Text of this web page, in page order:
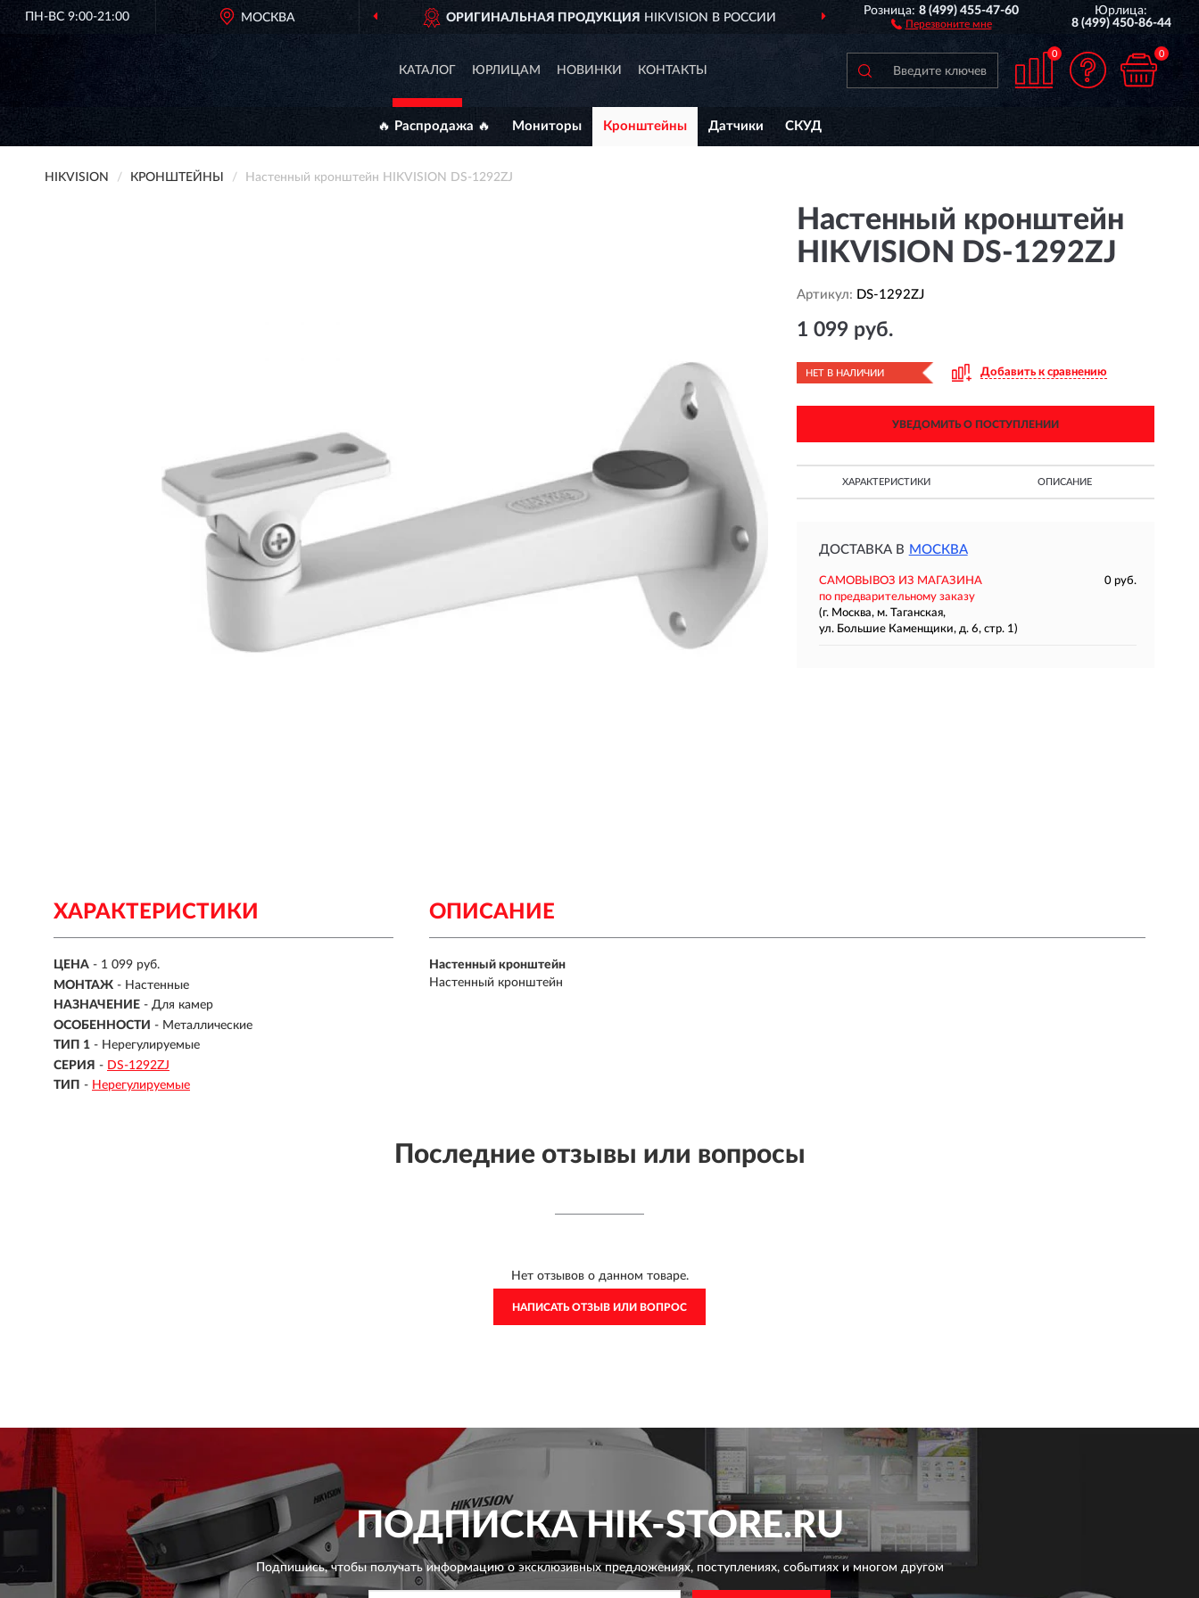
ПН-ВС 9:00-21:00 МОСКВА ОРИГИНАЛЬНАЯ ПРОДУКЦИЯ HIKVISION В РОССИИ ДОСТАВИМ ПО ВСЕЙ РОССИИ
Розница:8 (499) 455-47-60
Перезвоните мне
Юрлица:
8 (499) 450-86-44
КАТАЛОГ ЮРЛИЦАМ НОВИНКИ КОНТАКТЫ
0 0
🔥 Распродажа 🔥 Мониторы Кронштейны Датчики СКУД
HIKVISION КРОНШТЕЙНЫ Настенный кронштейн HIKVISION DS-1292ZJ
Настенный кронштейн
HIKVISION DS-1292ZJ
Артикул: DS-1292ZJ
1 099 руб.
НЕТ В НАЛИЧИИ Добавить к сравнению
УВЕДОМИТЬ О ПОСТУПЛЕНИИ
ХАРАКТЕРИСТИКИ ОПИСАНИЕ
ДОСТАВКА В МОСКВА
САМОВЫВОЗ ИЗ МАГАЗИНА
0 руб.
по предварительному заказу
(г. Москва, м. Таганская,
ул. Большие Каменщики, д. 6, стр. 1)
ХАРАКТЕРИСТИКИ
ЦЕНА - 1 099 руб.
МОНТАЖ - Настенные
НАЗНАЧЕНИЕ - Для камер
ОСОБЕННОСТИ - Металлические
ТИП 1 - Нерегулируемые
СЕРИЯ - DS-1292ZJ
ТИП - Нерегулируемые
ОПИСАНИЕ
Настенный кронштейн
Настенный кронштейн
Последние отзывы или вопросы
Нет отзывов о данном товаре.
НАПИСАТЬ ОТЗЫВ ИЛИ ВОПРОС
ПОДПИСКАHIK-STORE.RU
Подпишись, чтобы получать информацию о эксклюзивных предложениях,поступлениях, событиях и многом другом